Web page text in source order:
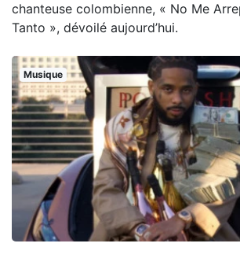
chanteuse colombienne, « No Me
Tanto », dévoilé aujourd’hui.
Musique